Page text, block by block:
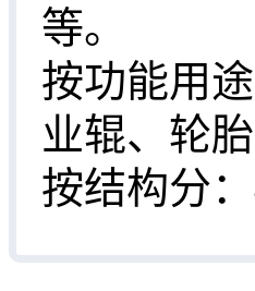
等。
按功能用
业辊、轮胎
按结构分